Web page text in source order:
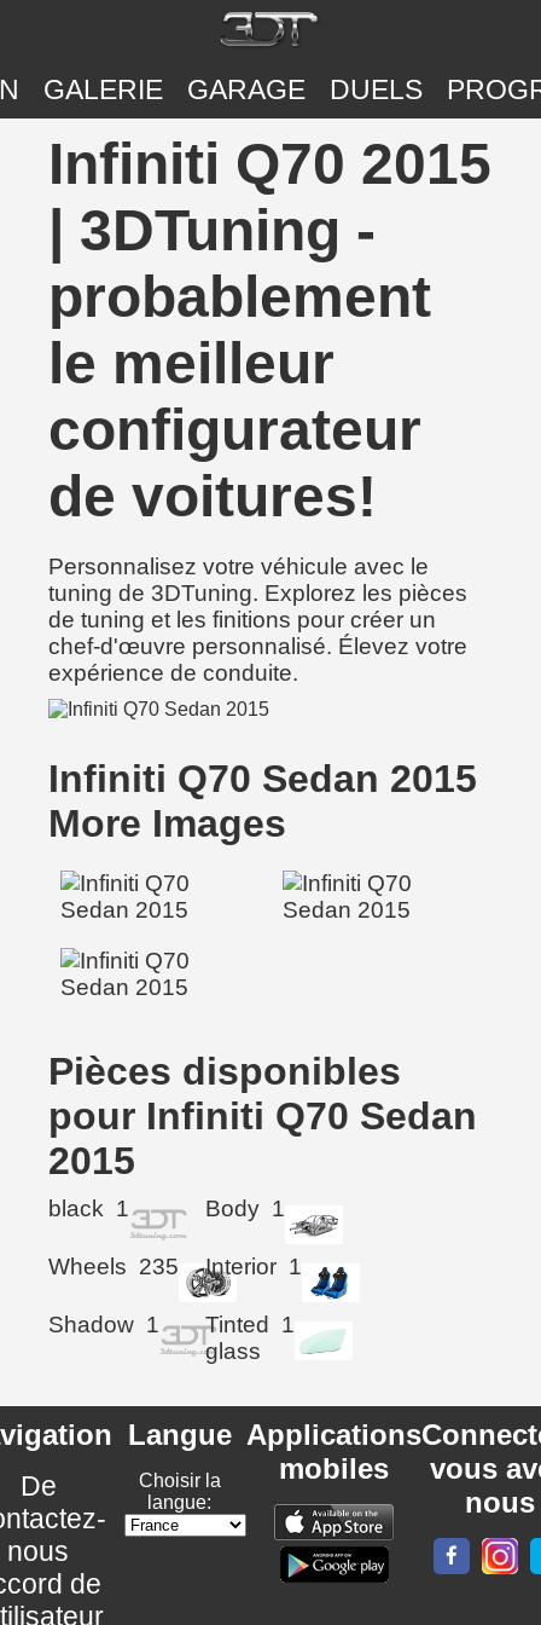
GALERIE GARAGE DUELS
Infiniti Q70 2015
| 3DTuning -
probablement
le meilleur
configurateur
de voitures!
Personnalisez votre véhicule avec le
tuning de 3DTuning. Explorez les pièces
de tuning et les finitions pour créer un
chef-d'œuvre personnalisé. Élevez votre
expérience de conduite.
Infiniti Q70 Sedan 2015
More Images
Pièces disponibles
pour Infiniti Q70 Sedan
2015
black 1 Body 1
Wheels 235 Interior 1
Shadow 1
Tinted
glass
1
De
nous
de
Langue
Choisir la
langue:
Applications
mobiles
vous
nous